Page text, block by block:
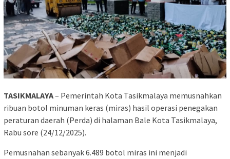
TASIKMALAYA– Pemerintah Kota Tasikmalaya memusnahkan
ribuan botol minuman keras (miras) hasil operasi penegakan
peraturan daerah (Perda) di halaman Bale Kota Tasikmalaya,
Rabu sore (24/12/2025).
Pemusnahan sebanyak 6.489 botol miras ini menjadi